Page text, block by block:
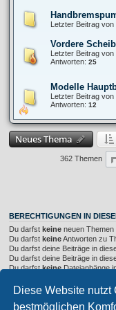
Diese Website nutzt
bestmöglichen
Letzter Beitrag von
Vordere
Letzter Beitrag von
Antworten: 25
Modelle
Letzter Beitrag von
Antworten: 12
Neues Thema
362 Themen
BERECHTIGUNGEN IN
Du darfst keine neuen Themen
Du darfst keineAntworten zu
Du darfst deine Beiträge in
Du darfst deine Beiträge in
Du darfstkeineDateianhänge
Foren-Übersicht